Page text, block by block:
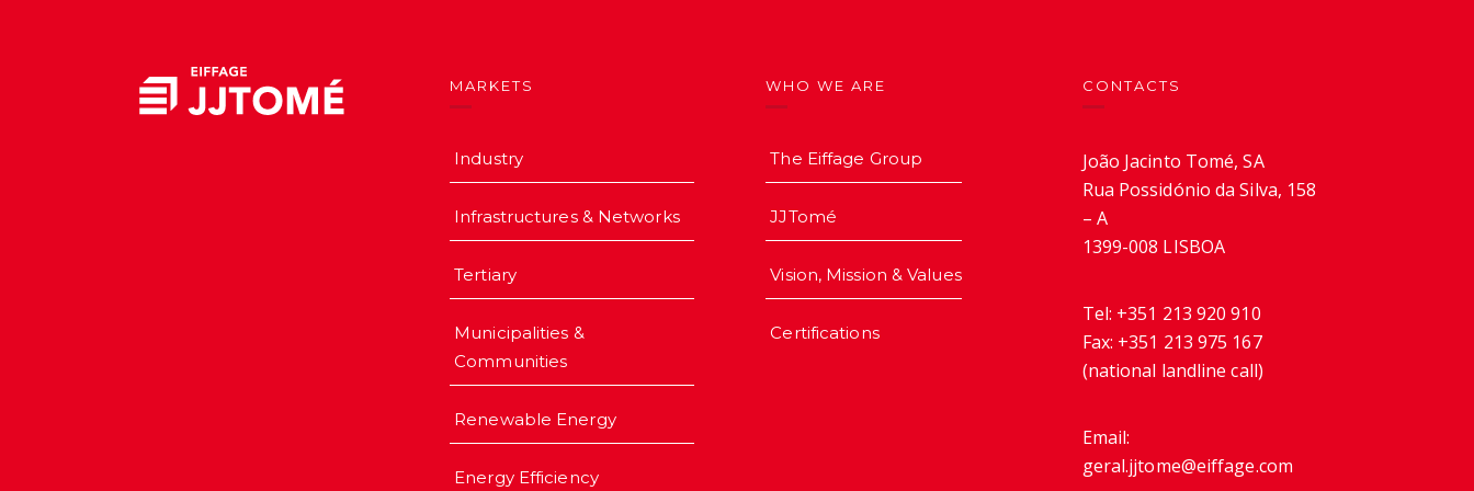
MARKETS
Industry
Infrastructures & Networks
Tertiary
Municipalities &
Communities
Renewable Energy
Energy Efficiency
WHO WE ARE
The Eiffage Group
JJTomé
Vision, Mission & Values
Certifications
CONTACTS
João Jacinto Tomé, SA
Rua Possidónio da Silva, 158
– A
1399-008 LISBOA
Tel: +351 213 920 910
Fax: +351 213 975 167
(national landline call)
Email:
geral.jjtome@eiffage.com